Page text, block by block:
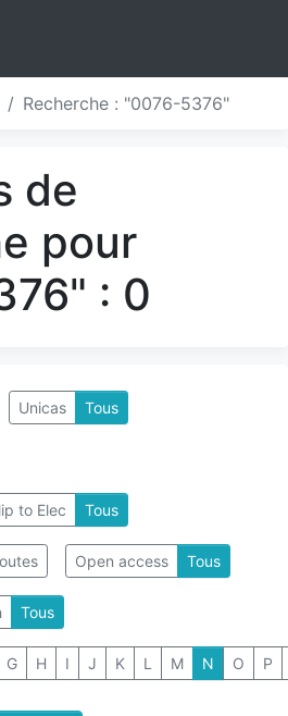
Recherche : "0076-5376"
de
pour
: 0
Unicas Tous
to Elec Tous
Open access Tous
Tous
G H I J K L M N O P